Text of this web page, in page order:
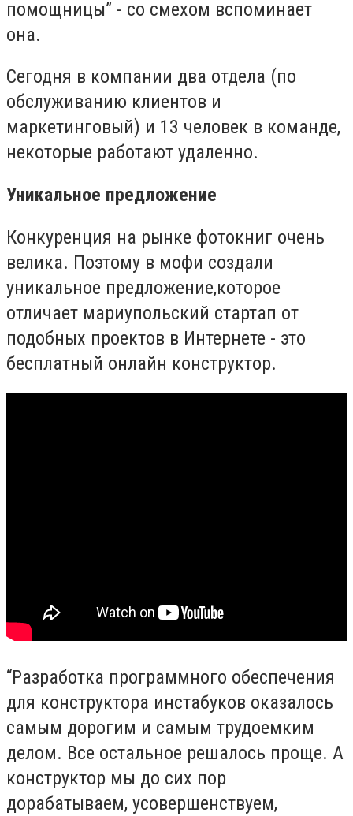
помощницы” - со смехом вспоминает
она.
Сегодня в компании два отдела (по
обслуживанию клиентов и
маркетинговый) и 13 человек в команде,
некоторые работают удаленно.
Уникальное предложение
Конкуренция на рынке фотокниг очень
велика. Поэтому в мофи создали
уникальное предложение,которое
отличает мариупольский стартап от
подобных проектов в Интернете - это
бесплатный онлайн конструктор.
“Разработка программного обеспечения
для конструктора инстабуков оказалось
самым дорогим и самым трудоемким
делом. Все остальное решалось проще. А
конструктор мы до сих пор
дорабатываем, усовершенствуем,